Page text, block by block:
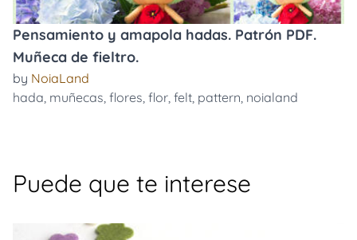
Pensamiento y amapola hadas. Patrón PDF.
Muñeca de fieltro.
by NoiaLand
hada, muñecas, flores, flor, felt, pattern, noialand
Puede que te interese